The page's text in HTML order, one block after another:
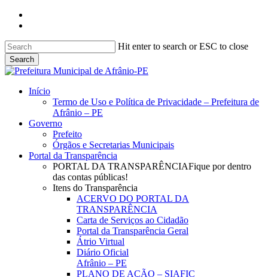
Skip
content
Hit enter to search or ESC to close
Search
Close
search
Menu
Início
Termo de Uso e Política de Privacidade – Prefeitura de
Afrânio – PE
Governo
Prefeito
Órgãos e Secretarias Municipais
Portal da Transparência
PORTAL DA TRANSPARÊNCIAFique por dentro
das contas públicas!
Itens do Transparência
ACERVO DO PORTAL DA
TRANSPARÊNCIA
Carta de Serviços ao Cidadão
Portal da Transparência Geral
Átrio Virtual
Diário Oficial
Afrânio – PE
PLANO DE AÇÃO – SIAFIC